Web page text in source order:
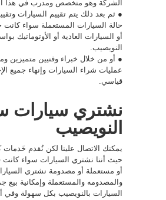
الشركة وهو متخصص ومدرب في هذا
● ثم بعد ذلك يتم تقييم السيارات
حالة السيارات المستعملة سواء كانت
أو السيارات العادية أو الأوتوماتيك
النويصيب.
● أو من خلال خبراء وفنيين متميزين
عمليات شراء السيارات وإنهاء جميع
قياسي.
نشتري سيارات
النويصيب
يمكنك الاتصال علينا لكن نُقدم خَدمات
حيث أننا نشتري السيارات سواء كانت
أو مستعملة أو مصدومة نشتري
والمصدومه والمستعملة وإمكانية بيع
السيارات بالنويصيب بكل سهولة